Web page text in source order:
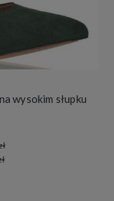
wysokim słupku